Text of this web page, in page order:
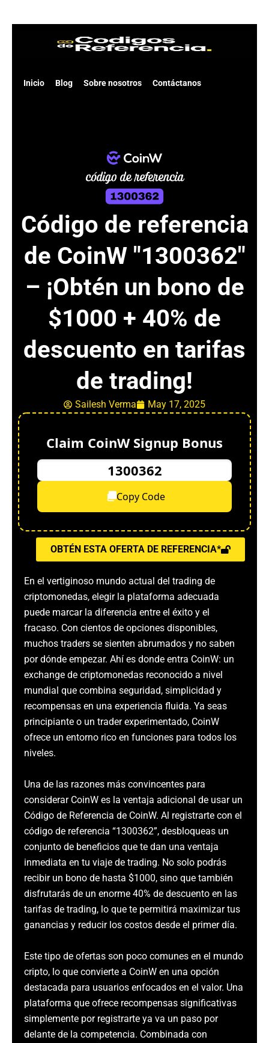
to
Inicio Blog Sobre nosotros Contáctanos
Código de referencia
de CoinW "1300362"
– ¡Obtén un bono de
$1000 + 40% de
descuento en tarifas
de trading!
Sailesh Verma May 17, 2025
Claim CoinW Signup Bonus
1300362
Copy Code
OBTÉN ESTA OFERTA DE REFERENCIA*
En el vertiginoso mundo actual del trading de
criptomonedas, elegir la plataforma adecuada
puede marcar la diferencia entre el éxito y el
fracaso. Con cientos de opciones disponibles,
muchos traders se sienten abrumados y no saben
por dónde empezar. Ahí es donde entra CoinW: un
exchange de criptomonedas reconocido a nivel
mundial que combina seguridad, simplicidad y
recompensas en una experiencia fluida. Ya seas
principiante o un trader experimentado, CoinW
ofrece un entorno rico en funciones para todos los
niveles.
Una de las razones más convincentes para
considerar CoinW es la ventaja adicional de usar un
Código de Referencia de CoinW. Al registrarte con el
código de referencia “1300362”, desbloqueas un
conjunto de beneficios que te dan una ventaja
inmediata en tu viaje de trading. No solo podrás
recibir un bono de hasta $1000, sino que también
disfrutarás de un enorme 40% de descuento en las
tarifas de trading, lo que te permitirá maximizar tus
ganancias y reducir los costos desde el primer día.
Este tipo de ofertas son poco comunes en el mundo
cripto, lo que convierte a CoinW en una opción
destacada para usuarios enfocados en el valor. Una
plataforma que ofrece recompensas significativas
simplemente por registrarte ya va un paso por
delante de la competencia. Combinada con